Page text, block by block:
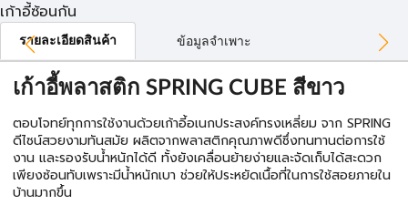
เก้าอี้ซ้อนกัน
รายละเอียดสินค้า ข้อมูลจำเพาะ
เก้าอี้พลาสติก SPRING CUBE สีขาว
ตอบโจทย์ทุกการใช้งานด้วยเก้าอี้อเนกประสงค์ทรงเหลี่ยม จาก SPRING
ดีไซน์สวยงามทันสมัย ผลิตจากพลาสติกคุณภาพดีซึ่งทนทานต่อการใช้
งาน และรองรับน้ำหนักได้ดี ทั้งยังเคลื่อนย้ายง่ายและจัดเก็บได้สะดวก
เพียงซ้อนทับเพราะมีน้ำหนักเบา ช่วยให้ประหยัดเนื้อที่ในการใช้สอยภายใน
บ้านมากขึ้น